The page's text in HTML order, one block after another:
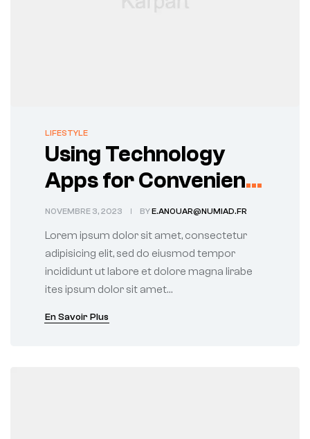
LIFESTYLE
Using Technology
Apps for Convenient
Auto Parts Shopping
NOVEMBRE 3, 2023 BYE.ANOUAR@NUMIAD.FR
Lorem ipsum dolor sit amet, consectetur
adipisicing elit, sed do eiusmod tempor
incididunt ut labore et dolore magna lirabe
ites ipsum dolor sit amet…
En Savoir Plus